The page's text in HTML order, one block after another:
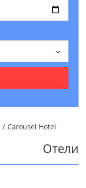
/ Carousel Hotel
Отели